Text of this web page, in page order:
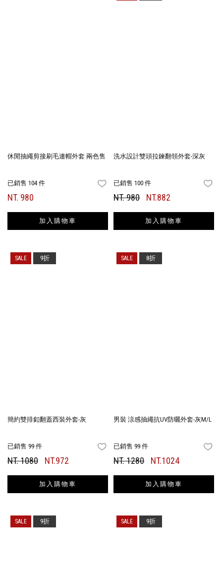
休閒抽繩剪接刷毛連帽外套 兩色售
已銷售 104 件 FAVORITES
NT. 980
加入購物車
洗水設計雙頭拉鍊翻領外套-深灰
已銷售 100 件
NT. 980 NT.882
加入購物車
簡約雙排釦翻蓋西裝外套-灰
已銷售 99 件 FAVORITES
NT. 1080 NT.972
加入購物車
9折
男裝 涼感抽繩抗UV防曬外套-灰M/L
已銷售 99 件
NT. 1280 NT.1024
加入購物車
8折
9折 9折